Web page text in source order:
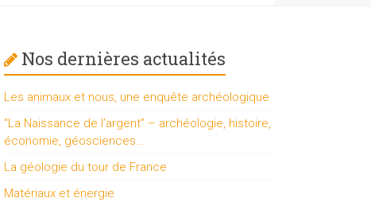
Nos dernières actualités
Les animaux et nous, une enquête archéologique
“La Naissance de l’argent” – archéologie, histoire,
économie, géosciences…
La géologie du tour de France
Matériaux et énergie